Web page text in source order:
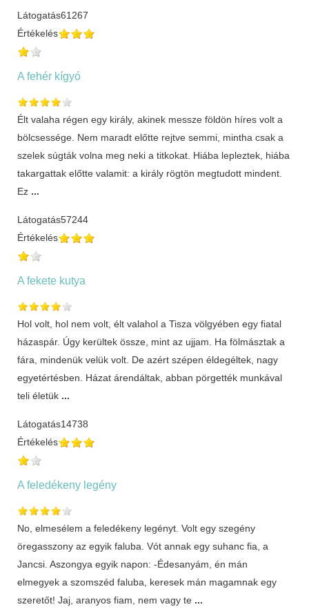
Látogatás61267
Értékelés
A fehér kígyó
Élt valaha régen egy király, akinek messze földön híres volt a
bölcsessége. Nem maradt előtte rejtve semmi, mintha csak a
szelek súgták volna meg neki a titkokat. Hiába lepleztek, hiába
takargattak előtte valamit: a király rögtön megtudott mindent.
Ez ...
Látogatás57244
Értékelés
A fekete kutya
Hol volt, hol nem volt, élt valahol a Tisza völgyében egy fiatal
házaspár. Úgy kerültek össze, mint az ujjam. Ha fölmásztak a
fára, mindenük velük volt. De azért szépen éldegéltek, nagy
egyetértésben. Házat árendáltak, abban pörgették munkával
teli életük ...
Látogatás14738
Értékelés
A feledékeny legény
No, elmesélem a feledékeny legényt. Volt egy szegény
öregasszony az egyik faluba. Vót annak egy suhanc fia, a
Jancsi. Aszongya egyik napon: -Édesanyám, én mán
elmegyek a szomszéd faluba, keresek mán magamnak egy
szeretőt! Jaj, aranyos fiam, nem vagy te ...